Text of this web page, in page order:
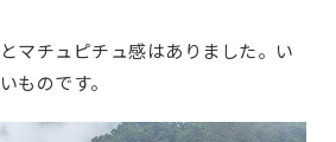
マチュピチュ感はありました。い
ものです。